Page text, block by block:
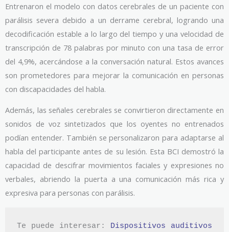
Entrenaron el modelo con datos cerebrales de un paciente con
parálisis severa debido a un derrame cerebral, logrando una
decodificación estable a lo largo del tiempo y una velocidad de
transcripción de 78 palabras por minuto con una tasa de error
del 4,9%, acercándose a la conversación natural. Estos avances
son prometedores para mejorar la comunicación en personas
con discapacidades del habla.
Además, las señales cerebrales se convirtieron directamente en
sonidos de voz sintetizados que los oyentes no entrenados
podían entender. También se personalizaron para adaptarse al
habla del participante antes de su lesión. Esta BCI demostró la
capacidad de descifrar movimientos faciales y expresiones no
verbales, abriendo la puerta a una comunicación más rica y
expresiva para personas con parálisis.
Te puede interesar: Dispositivos auditivos